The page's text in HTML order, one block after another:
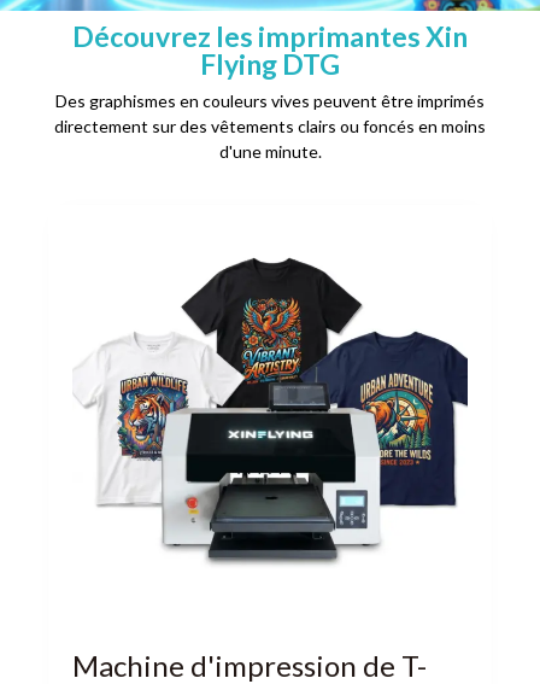
Découvrez les imprimantes Xin
Flying DTG
Des graphismes en couleurs vives peuvent être imprimés
directement sur des vêtements clairs ou foncés en moins
d'une minute.
Machine d'impression de T-